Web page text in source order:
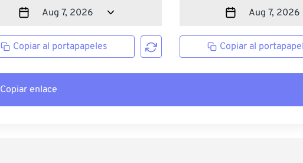
Copiar al portapapeles Copiar al
Copiar enlace